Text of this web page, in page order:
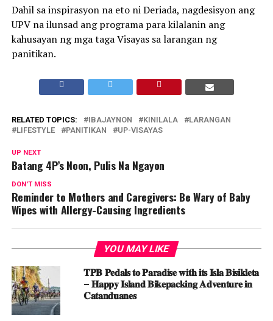
Dahil sa inspirasyon na eto ni Deriada, nagdesisyon ang
UPV na ilunsad ang programa para kilalanin ang
kahusayan ng mga taga Visayas sa larangan ng
panitikan.
RELATED TOPICS: IBAJAYNON KINILALA
LARANGAN
LIFESTYLE
PANITIKAN UP-VISAYAS
UP NEXT
Batang 4P’s Noon, Pulis Na Ngayon
DON'T MISS
Reminder to Mothers and Caregivers: Be Wary of Baby
Wipes with Allergy-Causing Ingredients
YOU MAY LIKE
𝐓𝐏𝐁 𝐏𝐞𝐝𝐚𝐥𝐬 𝐭𝐨 𝐏𝐚𝐫𝐚𝐝𝐢𝐬𝐞 𝐰𝐢𝐭𝐡 𝐢𝐭𝐬 𝐈𝐬𝐥𝐚 𝐁𝐢𝐬𝐢𝐤𝐥𝐞𝐭𝐚
– 𝐇𝐚𝐩𝐩𝐲 𝐈𝐬𝐥𝐚𝐧𝐝 𝐁𝐢𝐤𝐞𝐩𝐚𝐜𝐤𝐢𝐧𝐠 𝐀𝐝𝐯𝐞𝐧𝐭𝐮𝐫𝐞 𝐢𝐧
𝐂𝐚𝐭𝐚𝐧𝐝𝐮𝐚𝐧𝐞𝐬